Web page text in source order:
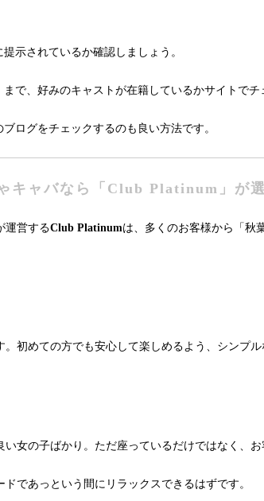
示されているか確認しましょう。
で、好みのキャストが在籍しているかサイトでチ
ログをチェックするのも良い方法です。
キャバなら「Club Platinum」が
運営するClub Platinumは、多くのお客様から「秋
初めての方でも安心して楽しめるよう、シンプ
女の子ばかり。ただ座っているだけではなく、
であっという間にリラックスできるはずです。